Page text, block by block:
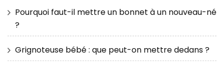
Pourquoi faut-il mettre un bonnet à un nouveau-né
?
Grignoteuse bébé : que peut-on mettre dedans ?